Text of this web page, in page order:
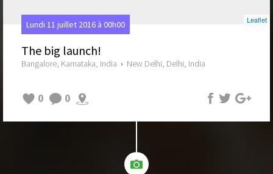
Leaflet
Lundi 11 juillet 2016 à 00h00
The big launch!
Bangalore, Karnataka, India › New Delhi, Delhi, India
0 0